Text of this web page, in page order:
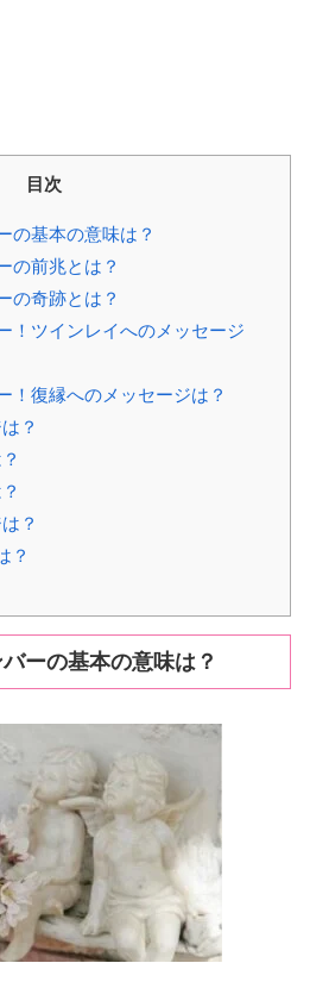
目次
の基本の意味は？
の前兆とは？
の奇跡とは？
！ツインレイへのメッセージ
！復縁へのメッセージは？
？
？
？
ーの基本の意味は？